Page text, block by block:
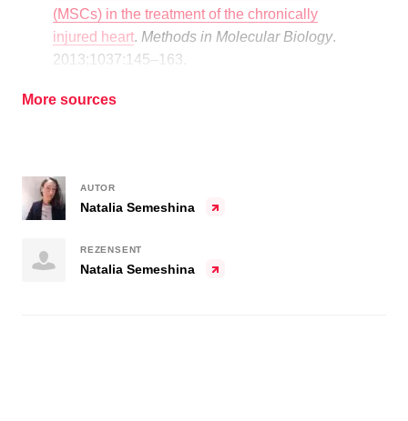
(MSCs) in the treatment of the chronically
injured heart. Methods in Molecular Biology.
2013;1037:145–163.
More sources
Natalia Semeshina
AUTOR
Natalia Semeshina
REZENSENT